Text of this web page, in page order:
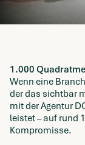
1.000
Wenn eine
der das sichtbar
mit der Agentur
leistet – auf rund
Kompromisse.